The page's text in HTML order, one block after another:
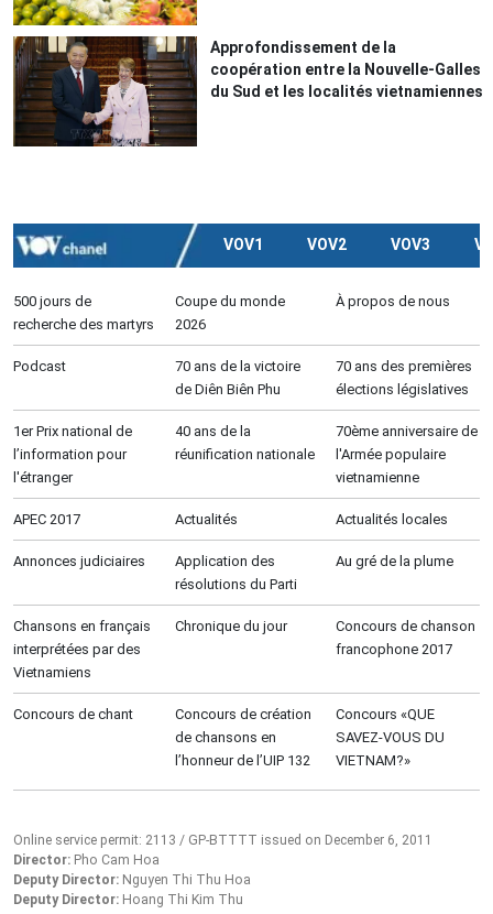
Approfondissement de la
coopération entre la Nouvelle-Galles
du Sud et les localités vietnamiennes
VOV1 VOV2 VOV3
500 jours de
recherche des martyrs
Coupe du monde
2026
À propos de nous
Podcast
70 ans de la victoire
de Diên Biên Phu
70 ans des premières
élections législatives
1er Prix national de
l’information pour
l'étranger
40 ans de la
réunification nationale
70ème anniversaire de
l'Armée populaire
vietnamienne
APEC 2017 Actualités Actualités locales
Annonces judiciaires
Application des
résolutions du Parti
Au gré de la plume
Chansons en français
interprétées par des
Vietnamiens
Chronique du jour
Concours de chanson
francophone 2017
Concours de chant
Concours de création
de chansons en
l’honneur de l’UIP 132
Concours «QUE
SAVEZ-VOUS DU
VIETNAM?»
Online service permit: 2113 / GP-BTTTT issued on December 6, 2011
Director: Pho Cam Hoa
Deputy Director: Nguyen Thi Thu Hoa
Deputy Director: Hoang Thi Kim Thu